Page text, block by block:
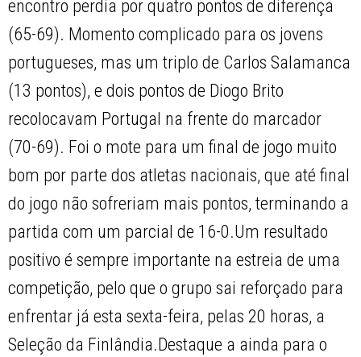
encontro perdia por quatro pontos de diferença
(65-69). Momento complicado para os jovens
portugueses, mas um triplo de Carlos Salamanca
(13 pontos), e dois pontos de Diogo Brito
recolocavam Portugal na frente do marcador
(70-69). Foi o mote para um final de jogo muito
bom por parte dos atletas nacionais, que até final
do jogo não sofreriam mais pontos, terminando a
partida com um parcial de 16-0.Um resultado
positivo é sempre importante na estreia de uma
competição, pelo que o grupo sai reforçado para
enfrentar já esta sexta-feira, pelas 20 horas, a
Seleção da Finlândia.Destaque a ainda para o